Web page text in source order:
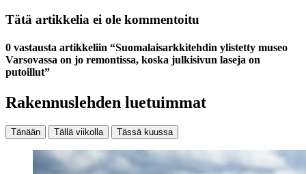
Tätä artikkelia ei ole kommentoitu
0 vastausta artikkeliin “Suomalais­arkkitehdin ylistetty museo
Varsovassa on jo remontissa, koska julki­sivun laseja on
putoillut”
Rakennuslehden luetuimmat
Tänään Tällä viikolla Tässä kuussa